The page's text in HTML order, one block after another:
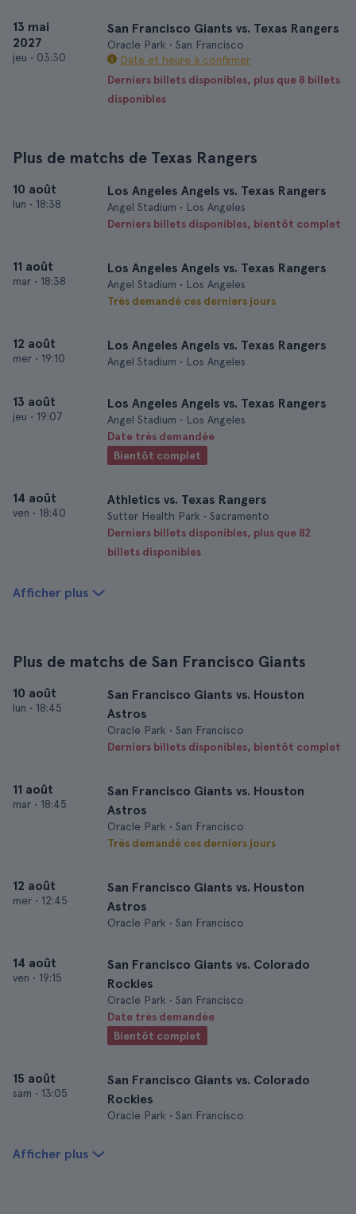
13 mai
2027
jeu • 03:30
San Francisco Giants vs. Texas Rangers
Oracle Park • San Francisco
Date et heure à confirmer
Derniers billets disponibles, plus que 8 billets
disponibles
Plus de matchs de Texas Rangers
10 août
lun • 18:38
Los Angeles Angels vs. Texas Rangers
Angel Stadium • Los Angeles
Derniers billets disponibles, bientôt complet
11 août
mar • 18:38
Los Angeles Angels vs. Texas Rangers
Angel Stadium • Los Angeles
Très demandé ces derniers jours
12 août
mer • 19:10
Los Angeles Angels vs. Texas Rangers
Angel Stadium • Los Angeles
13 août
jeu • 19:07
Los Angeles Angels vs. Texas Rangers
Angel Stadium • Los Angeles
Date très demandée
Bientôt complet
14 août
ven • 18:40
Athletics vs. Texas Rangers
Sutter Health Park • Sacramento
Derniers billets disponibles, plus que 82
billets disponibles
Afficher plus
Plus de matchs de San Francisco Giants
10 août
lun • 18:45
San Francisco Giants vs. Houston
Astros
Oracle Park • San Francisco
Derniers billets disponibles, bientôt complet
11 août
mar • 18:45
San Francisco Giants vs. Houston
Astros
Oracle Park • San Francisco
Très demandé ces derniers jours
12 août
mer • 12:45
San Francisco Giants vs. Houston
Astros
Oracle Park • San Francisco
14 août
ven • 19:15
San Francisco Giants vs. Colorado
Rockies
Oracle Park • San Francisco
Date très demandée
Bientôt complet
15 août
sam • 13:05
San Francisco Giants vs. Colorado
Rockies
Oracle Park • San Francisco
Afficher plus